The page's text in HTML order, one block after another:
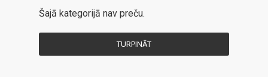
Šajā kategorijā nav preču.
TURPINĀT